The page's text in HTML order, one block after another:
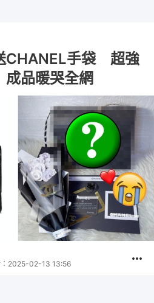
CHANEL手袋 超強
品暖哭全網
2025-02-13 13:56